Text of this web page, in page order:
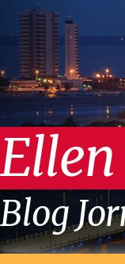
Blog